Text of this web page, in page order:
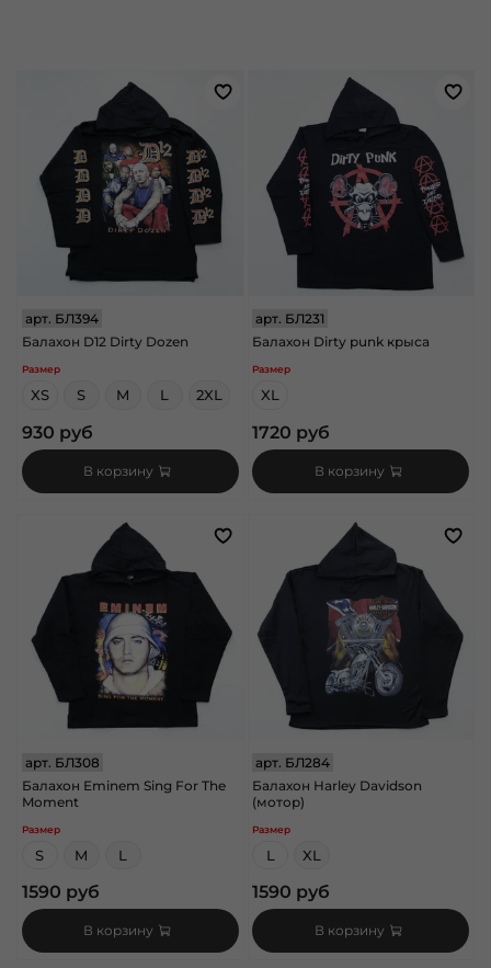
арт. БЛ394
Балахон D12 Dirty Dozen
Размер
XS S M L 2XL
930 руб
В корзину
арт. БЛ231
Балахон Dirty punk крыса
Размер
XL
1720 руб
В корзину
арт. БЛ308
Балахон Eminem Sing For The
Moment
Размер
S M L
1590 руб
В корзину
арт. БЛ284
Балахон Harley Davidson
(мотор)
Размер
L XL
1590 руб
В корзину